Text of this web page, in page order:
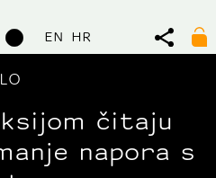
EN HR
čitaju
napora s